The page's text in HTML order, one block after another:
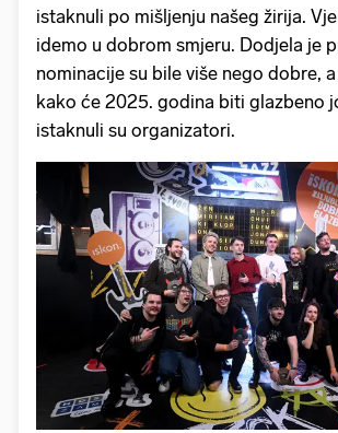
istaknuli po mišljenju našeg žirija.
idemo u dobrom smjeru. Dodjela je
nominacije su bile više nego dobre,
kako će 2025. godina biti glazbeno
istaknuli su organizatori.